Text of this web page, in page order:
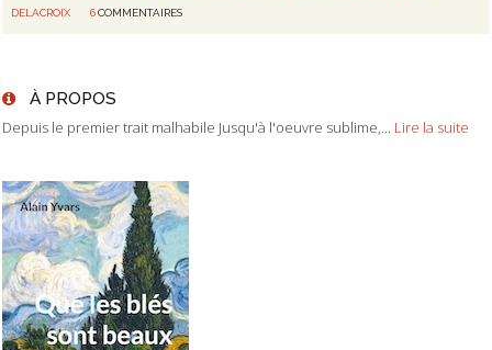
DELACROIX
6 COMMENTAIRES
À PROPOS
Depuis le premier trait malhabile Jusqu'à l'oeuvre sublime,... Lire la suite